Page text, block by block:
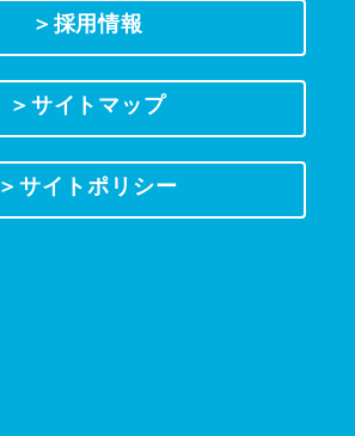
＞採用情報
＞サイトマップ
＞サイトポリシー